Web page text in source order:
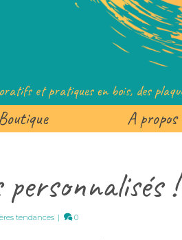
et pratiques en bois, des
Boutique A propos
personnalisés !
tendances | 0